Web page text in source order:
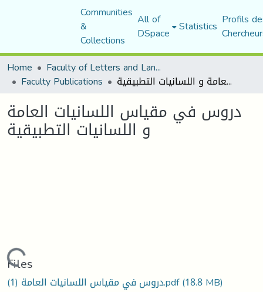
Communities
&
Collections
All of
DSpace Statistics Profils
Home
Faculty of Letters and Languages
Faculty Publications دروس في مقياس اللسانيات العامة و اللسانيات التطبيقية
دروس في مقياس اللسانيات العامة
و اللسانيات التطبيقية
Loading...
Files
دروس في مقياس اللسانيات العامة (1).pdf(18.8 MB)